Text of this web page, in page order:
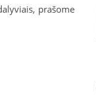
prašome